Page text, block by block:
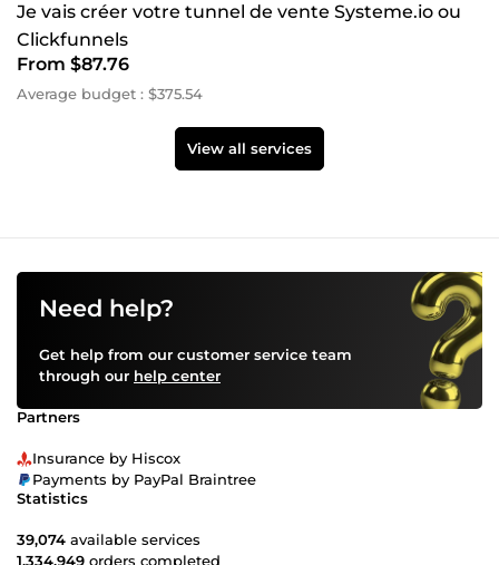
Je vais créer votre tunnel de vente Systeme.io ou
Clickfunnels
From $87.76
Average budget : $375.54
View all services
Need help?
Get help from our customer service team
through our help center
Partners
Insurance by Hiscox
Payments by PayPal Braintree
Statistics
39,074 available services
1,334,949 orders completed